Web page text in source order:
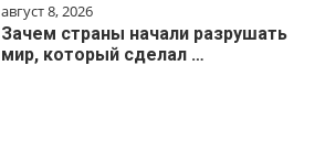
август 8, 2026
Зачем страны начали разрушать
мир, который сделал …